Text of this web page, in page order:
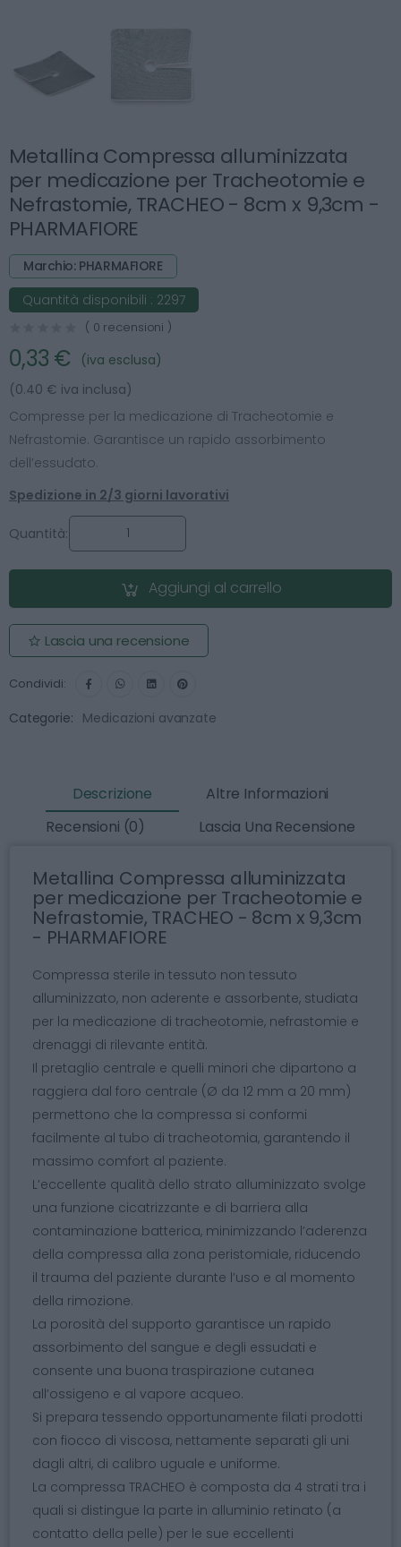
Metallina Compressa alluminizzata
per medicazione per Tracheotomie e
Nefrastomie, TRACHEO - 8cm x 9,3cm -
PHARMAFIORE
Marchio: PHARMAFIORE
Quantità disponibili : 2297
( 0 recensioni )
0,33 €
(iva esclusa)
(0.40 € iva inclusa)
Compresse per la medicazione di Tracheotomie e
Nefrastomie. Garantisce un rapido assorbimento
dell’essudato.
Spedizione in 2/3 giorni lavorativi
Quantità:
Aggiungi al carrello
Lascia una recensione
Condividi:
Categorie: Medicazioni avanzate
Descrizione
Altre Informazioni
Recensioni (0)
Lascia Una Recensione
Metallina Compressa alluminizzata
per medicazione per Tracheotomie e
Nefrastomie, TRACHEO - 8cm x 9,3cm
- PHARMAFIORE
Compressa sterile in tessuto non tessuto
alluminizzato, non aderente e assorbente, studiata
per la medicazione di tracheotomie, nefrastomie e
drenaggi di rilevante entità.
Il pretaglio centrale e quelli minori che dipartono a
raggiera dal foro centrale (Ø da 12 mm a 20 mm)
permettono che la compressa si conformi
facilmente al tubo di tracheotomia, garantendo il
massimo comfort al paziente.
L’eccellente qualità dello strato alluminizzato svolge
una funzione cicatrizzante e di barriera alla
contaminazione batterica, minimizzando l’aderenza
della compressa alla zona peristomiale, riducendo
il trauma del paziente durante l’uso e al momento
della rimozione.
La porosità del supporto garantisce un rapido
assorbimento del sangue e degli essudati e
consente una buona traspirazione cutanea
all’ossigeno e al vapore acqueo.
Si prepara tessendo opportunamente filati prodotti
con fiocco di viscosa, nettamente separati gli uni
dagli altri, di calibro uguale e uniforme.
La compressa TRACHEO è composta da 4 strati tra i
quali si distingue la parte in alluminio retinato (a
contatto della pelle) per le sue eccellenti